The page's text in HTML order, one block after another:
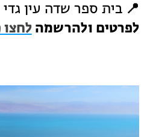
📍בית ספר שדה עין גדי
לפרטים ולהרשמהלחצו